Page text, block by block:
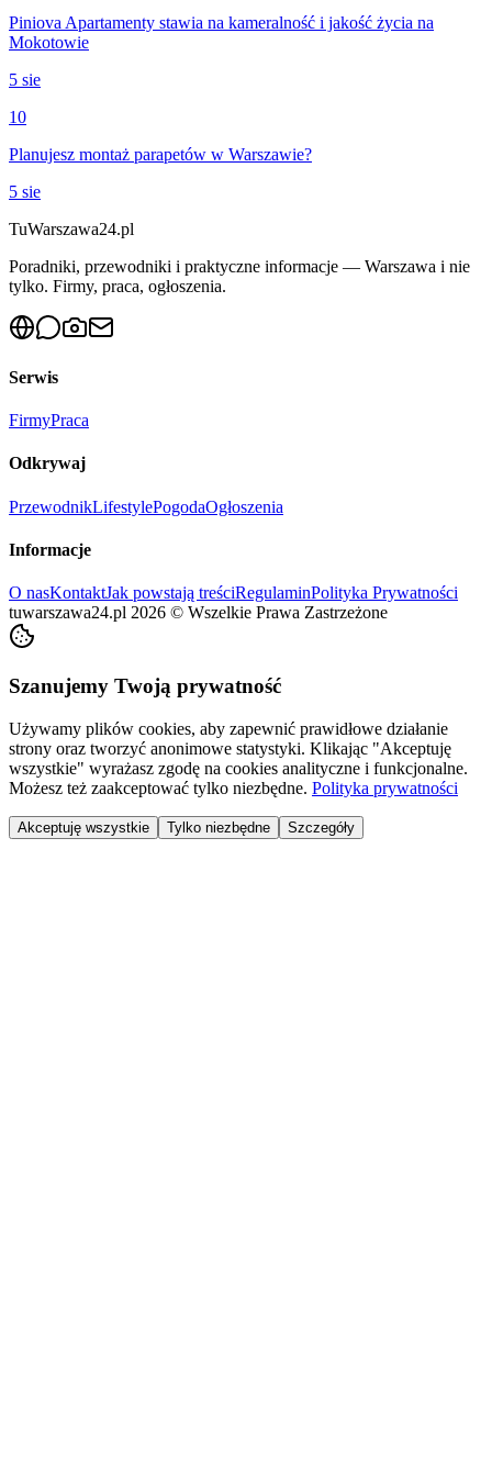
Piniova Apartamenty stawia na kameralność i jakość życia na
Mokotowie
5 sie
10
Planujesz montaż parapetów w Warszawie?
5 sie
TuWarszawa24.pl
Poradniki, przewodniki i praktyczne informacje — Warszawa i nie
tylko. Firmy, praca, ogłoszenia.
Serwis
FirmyPraca
Odkrywaj
PrzewodnikLifestylePogodaOgłoszenia
Informacje
O nasKontaktJak powstają treściRegulaminPolityka Prywatności
tuwarszawa24.pl 2026 © Wszelkie Prawa Zastrzeżone
Szanujemy Twoją prywatność
Używamy plików cookies, aby zapewnić prawidłowe działanie
strony oraz tworzyć anonimowe statystyki. Klikając "Akceptuję
wszystkie" wyrażasz zgodę na cookies analityczne i funkcjonalne.
Możesz też zaakceptować tylko niezbędne. Polityka prywatności
Akceptuję wszystkie Tylko niezbędne Szczegóły